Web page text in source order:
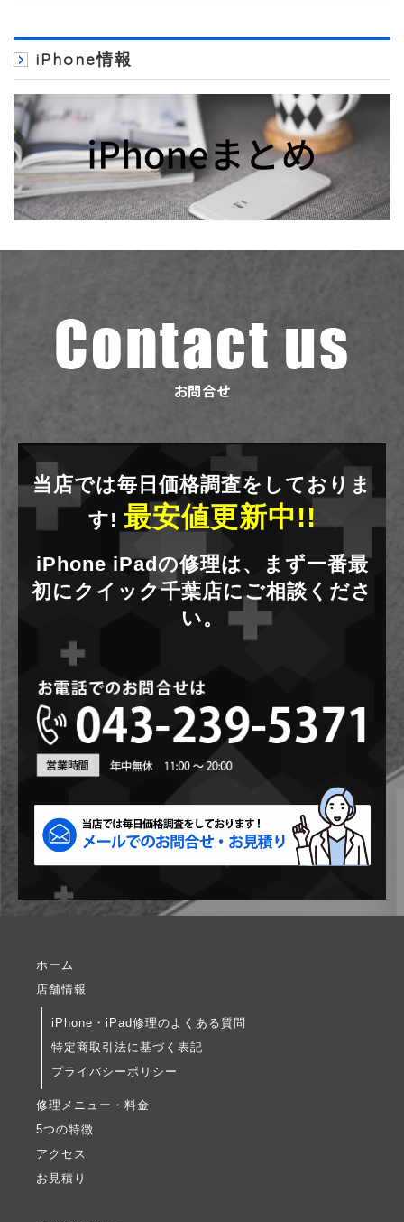
iPhone情報
当店では毎日価格調査をしておりま
す! 最安値更新中!!
iPhone iPadの修理は、まず一番最
初にクイック千葉店にご相談くださ
い。
ホーム
店舗情報
iPhone・iPad修理のよくある質問
特定商取引法に基づく表記
プライバシーポリシー
修理メニュー・料金
5つの特徴
アクセス
お見積り